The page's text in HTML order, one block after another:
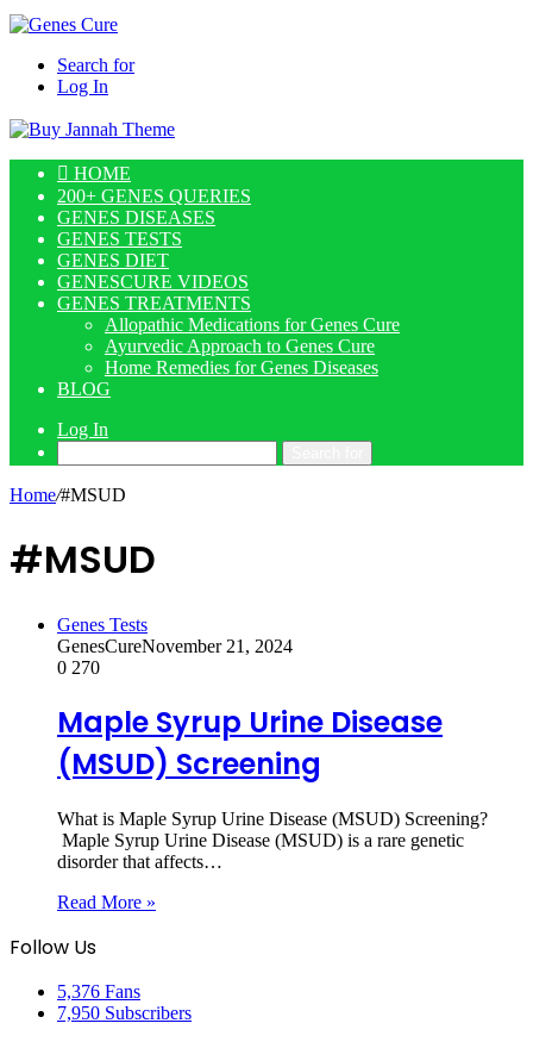
Search for
Log In
HOME
200+ GENES QUERIES
GENES DISEASES
GENES TESTS
GENES DIET
GENESCURE VIDEOS
GENES TREATMENTS
Allopathic Medications for Genes Cure
Ayurvedic Approach to Genes Cure
Home Remedies for Genes Diseases
BLOG
Log In
Home/#MSUD
#MSUD
Genes Tests
GenesCureNovember 21, 2024
0 270
Maple Syrup Urine Disease
(MSUD) Screening
What is Maple Syrup Urine Disease (MSUD) Screening?
Maple Syrup Urine Disease (MSUD) is a rare genetic
disorder that affects…
Read More »
Follow Us
5,376 Fans
7,950 Subscribers